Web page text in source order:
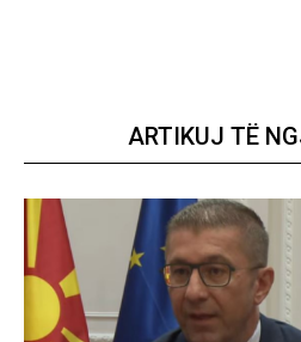
ARTIKUJ TË